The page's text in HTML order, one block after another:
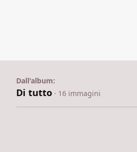
Dall'album:
Di tutto · 16 immagini